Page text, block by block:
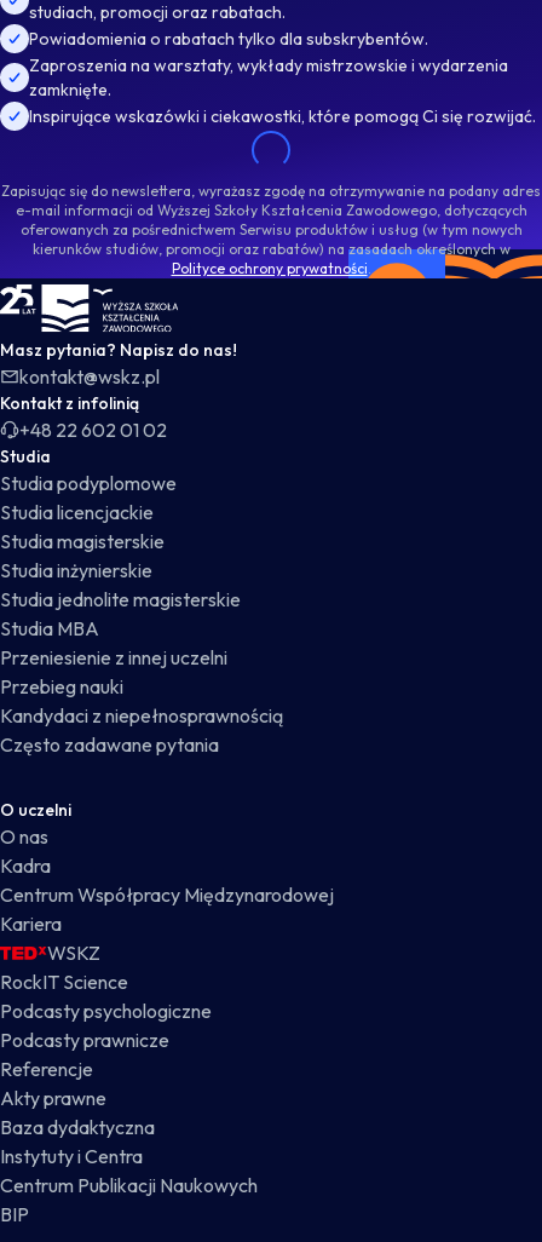
studiach, promocji oraz rabatach.
Powiadomienia o rabatach tylko dla subskrybentów.
Zaproszenia na warsztaty, wykłady mistrzowskie i wydarzenia
zamknięte.
Inspirujące wskazówki i ciekawostki, które pomogą Ci się rozwijać.
Zapisując się do newslettera, wyrażasz zgodę na otrzymywanie na podany adres
e-mail informacji od Wyższej Szkoły Kształcenia Zawodowego, dotyczących
oferowanych za pośrednictwem Serwisu produktów i usług (w tym nowych
kierunków studiów, promocji oraz rabatów) na zasadach określonych w
Polityce ochrony prywatności.
WSKZ - strona główna
Masz pytania? Napisz do nas!
kontakt@wskz.pl
Kontakt z infolinią
+48 22 602 01 02
Studia
Studia podyplomowe
Studia licencjackie
Studia magisterskie
Studia inżynierskie
Studia jednolite magisterskie
Studia MBA
Przeniesienie z innej uczelni
Przebieg nauki
Kandydaci z niepełnosprawnością
Często zadawane pytania
O uczelni
O nas
Kadra
Centrum Współpracy Międzynarodowej
Kariera
WSKZ
RockIT Science
Podcasty psychologiczne
Podcasty prawnicze
Referencje
Akty prawne
Baza dydaktyczna
Instytuty i Centra
Centrum Publikacji Naukowych
BIP